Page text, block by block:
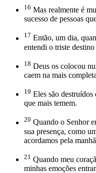
16 Mas realmente é
sucesso de pessoas
17 Então, um dia,
entendi o triste
18 Deus os colocou
caem na mais
19 Eles são
que mais temem.
20 Quando o Senhor
sua presença, como
acordamos pela
21 Quando meu
minhas emoções